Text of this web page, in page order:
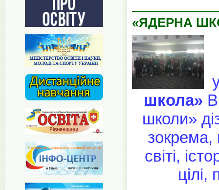
«ЯДЕРНА
школа»
школи»
зокрема,
світі,
цілі,